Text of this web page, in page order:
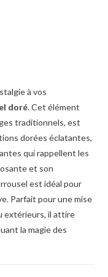
à vos
doré. Cet élément
traditionnels, est
dorées éclatantes,
qui rappellent les
et son
est idéal pour
Parfait pour une mise
extérieurs, il attire
la magie des